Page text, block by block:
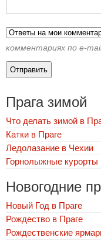
комментариях по e-
Прага зимой
Что делать зимой в
Катки в Праге
Ледолазание в Чехии
Горнолыжные курорты
Новогодние
Новый Год в Праге
Рождество в Праге
Рождественские